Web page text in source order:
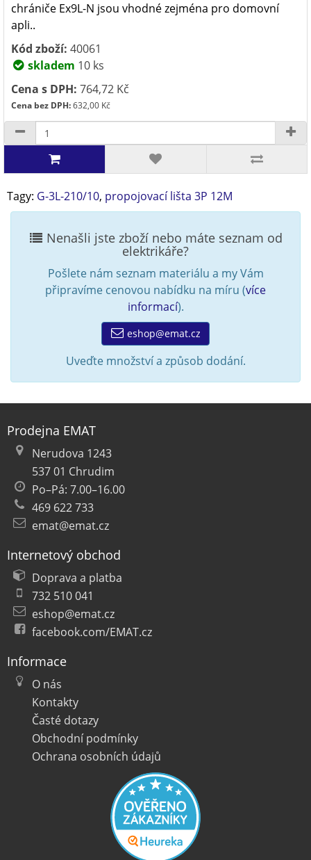
chrániče Ex9L-N jsou vhodné zejména pro domovní
apli..
Kód zboží: 40061
skladem 10 ks
Cena s DPH: 764,72 Kč
Cena bez DPH:632,00 Kč
Tagy: G-3L-210/10, propojovací lišta 3P 12M
Nenašli jste zboží nebo máte seznam od
elektrikáře?
Pošlete nám seznam materiálu a my Vám
připravíme cenovou nabídku na míru (více
informací).
eshop@emat.cz
Uveďte množství a způsob dodání.
Prodejna EMAT
Nerudova 1243
537 01 Chrudim
Po–Pá: 7.00–16.00
469 622 733
emat@emat.cz
Internetový obchod
Doprava a platba
732 510 041
eshop@emat.cz
facebook.com/EMAT.cz
Informace
O nás
Kontakty
Časté dotazy
Obchodní podmínky
Ochrana osobních údajů